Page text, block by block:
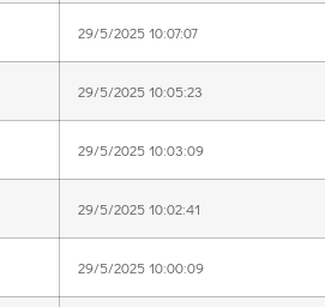
29/5/2025 10:07:07
29/5/2025 10:05:23
29/5/2025 10:03:09
29/5/2025 10:02:41
29/5/2025 10:00:09